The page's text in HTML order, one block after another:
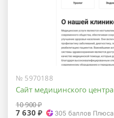
№ 5970188
Сайт медицинского центра
10 900 ₽
7 630 ₽ 305 баллов Плюса